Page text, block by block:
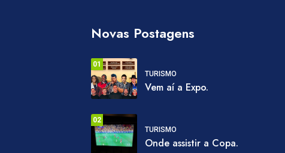
Novas Postagens
01
TURISMO
Vem aí a Expo.
02
TURISMO
Onde assistir a Copa.